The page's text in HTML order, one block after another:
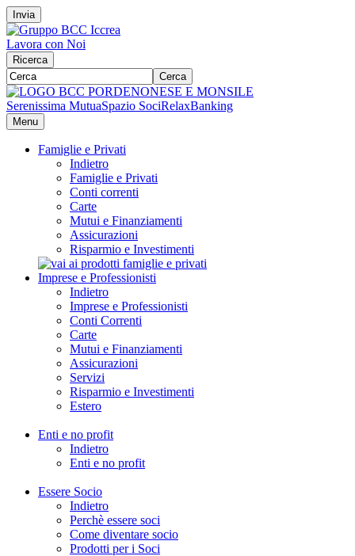
Invia
Lavora con Noi
Ricerca
Cerca
Serenissima MutuaSpazio SociRelaxBanking
Menu
Famiglie e Privati
Indietro
Famiglie e Privati
Conti correnti
Carte
Mutui e Finanziamenti
Assicurazioni
Risparmio e Investimenti
Imprese e Professionisti
Indietro
Imprese e Professionisti
Conti Correnti
Carte
Mutui e Finanziamenti
Assicurazioni
Servizi
Risparmio e Investimenti
Estero
Enti e no profit
Indietro
Enti e no profit
Essere Socio
Indietro
Perchè essere soci
Come diventare socio
Prodotti per i Soci